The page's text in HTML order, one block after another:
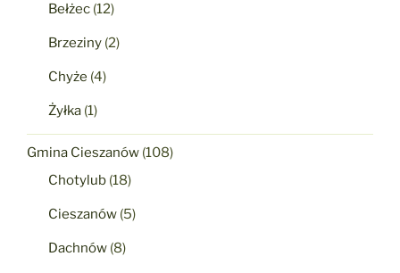
Bełżec (12)
Brzeziny (2)
Chyże (4)
Żyłka (1)
Gmina Cieszanów (108)
Chotylub (18)
Cieszanów (5)
Dachnów (8)